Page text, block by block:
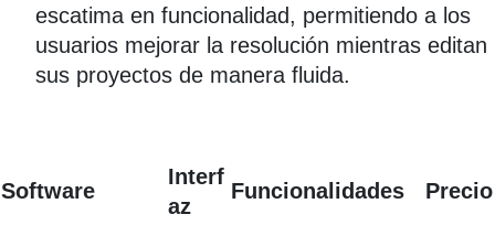
escatima en funcionalidad, permitiendo a los
usuarios mejorar la resolución mientras editan
sus proyectos de manera fluida.
Software
Interf
az
Funcionalidades
Precio